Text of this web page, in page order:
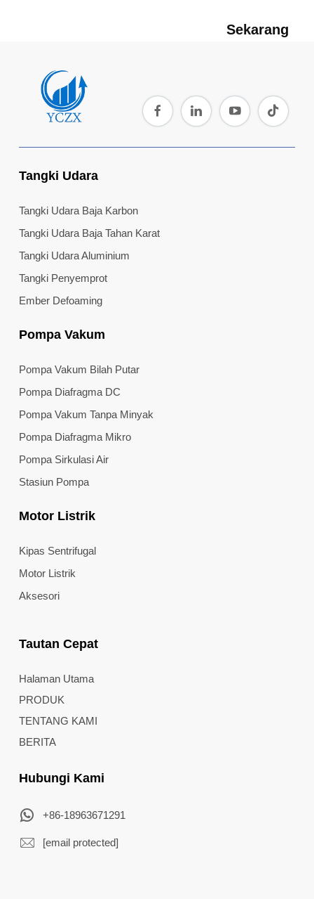
Sekarang
Tangki Udara
Tangki Udara Baja Karbon
Tangki Udara Baja Tahan Karat
Tangki Udara Aluminium
Tangki Penyemprot
Ember Defoaming
Pompa Vakum
Pompa Vakum Bilah Putar
Pompa Diafragma DC
Pompa Vakum Tanpa Minyak
Pompa Diafragma Mikro
Pompa Sirkulasi Air
Stasiun Pompa
Motor Listrik
Kipas Sentrifugal
Motor Listrik
Aksesori
Tautan Cepat
Halaman Utama
PRODUK
TENTANG KAMI
BERITA
Hubungi Kami
+86-18963671291
[email protected]